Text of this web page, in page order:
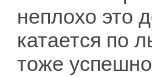
неплохо это
катается по
тоже